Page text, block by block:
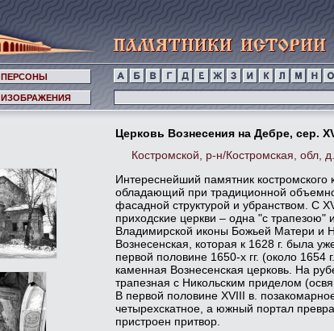
ПЕРСОНЫ
ИЗОБРАЖЕНИЯ
Церковь Вознесения на Дебре, сер.
Костромской, р-н/Костромская, обл,
Интереснейший памятник костромского
обладающий при традиционной
фасадной структурой и убранством. С
приходские церкви – одна "с
Владимирской иконы Божьей Матери и
Вознесенская, которая к 1628 г. была
первой половине 1650-х гг. (около 1654
каменная Вознесенская церковь. На
трапезная с Никольским приделом
В первой половине XVIII в.
четырехскатное, а южный портал
пристроен притвор.